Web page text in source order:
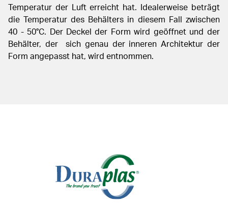
Temperatur der Luft erreicht hat. Idealerweise beträgt
die Temperatur des Behälters in diesem Fall zwischen
40 - 50°C. Der Deckel der Form wird geöffnet und der
Behälter, der
sich genau der inneren Architektur der
Form angepasst hat, wird entnommen.